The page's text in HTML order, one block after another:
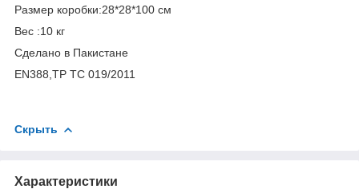
Размер коробки:28*28*100 см
Вес :10 кг
Сделано в Пакистане
EN388,ТР ТС 019/2011
Скрыть
Характеристики